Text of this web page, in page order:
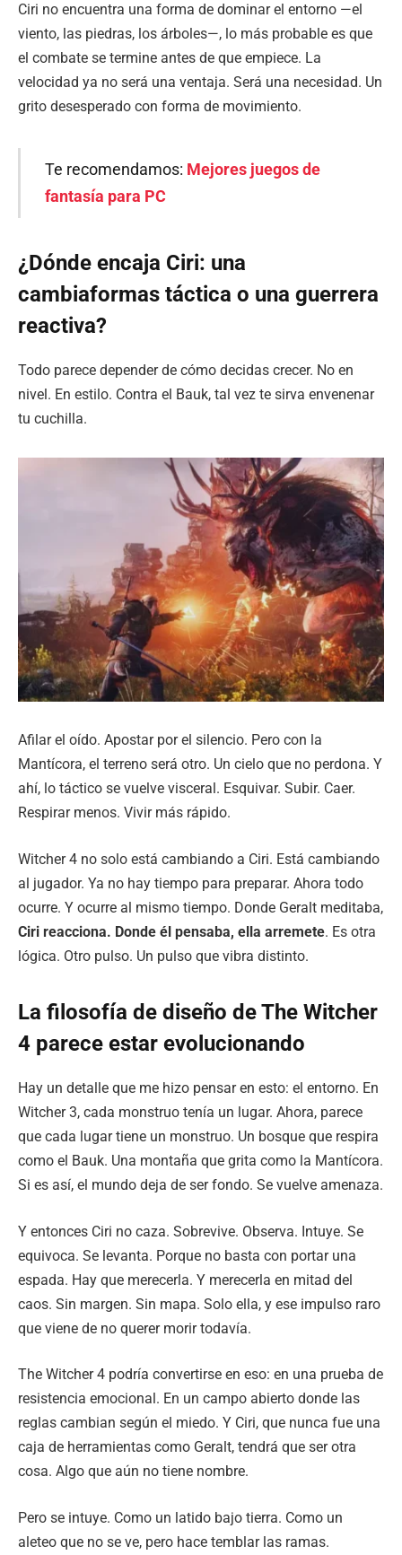
Ciri no encuentra una forma de dominar el entorno —el
viento, las piedras, los árboles—, lo más probable es que
el combate se termine antes de que empiece. La
velocidad ya no será una ventaja. Será una necesidad. Un
grito desesperado con forma de movimiento.
Te recomendamos: Mejores juegos de
fantasía para PC
¿Dónde encaja Ciri: una
cambiaformas táctica o una guerrera
reactiva?
Todo parece depender de cómo decidas crecer. No en
nivel. En estilo. Contra el Bauk, tal vez te sirva envenenar
tu cuchilla.
Afilar el oído. Apostar por el silencio. Pero con la
Mantícora, el terreno será otro. Un cielo que no perdona. Y
ahí, lo táctico se vuelve visceral. Esquivar. Subir. Caer.
Respirar menos. Vivir más rápido.
Witcher 4 no solo está cambiando a Ciri. Está cambiando
al jugador. Ya no hay tiempo para preparar. Ahora todo
ocurre. Y ocurre al mismo tiempo. Donde Geralt meditaba,
Ciri reacciona. Donde él pensaba, ella arremete. Es otra
lógica. Otro pulso. Un pulso que vibra distinto.
La filosofía de diseño de The Witcher
4 parece estar evolucionando
Hay un detalle que me hizo pensar en esto: el entorno. En
Witcher 3, cada monstruo tenía un lugar. Ahora, parece
que cada lugar tiene un monstruo. Un bosque que respira
como el Bauk. Una montaña que grita como la Mantícora.
Si es así, el mundo deja de ser fondo. Se vuelve amenaza.
Y entonces Ciri no caza. Sobrevive. Observa. Intuye. Se
equivoca. Se levanta. Porque no basta con portar una
espada. Hay que merecerla. Y merecerla en mitad del
caos. Sin margen. Sin mapa. Solo ella, y ese impulso raro
que viene de no querer morir todavía.
The Witcher 4 podría convertirse en eso: en una prueba de
resistencia emocional. En un campo abierto donde las
reglas cambian según el miedo. Y Ciri, que nunca fue una
caja de herramientas como Geralt, tendrá que ser otra
cosa. Algo que aún no tiene nombre.
Pero se intuye. Como un latido bajo tierra. Como un
aleteo que no se ve, pero hace temblar las ramas.